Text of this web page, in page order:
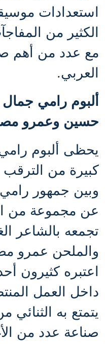
استعدادات
الكثير من
مع عدد من أهم
العربي.
ألبوم رامي جمال
حسين وعمرو
يحظى ألبوم
كبيرة من
وبين جمهور
عن مجموعة من
تجمعه بالشاعر
والملحن عمرو
اعتبره كثيرون
داخل العمل
يتمتع به
صناعة عدد من